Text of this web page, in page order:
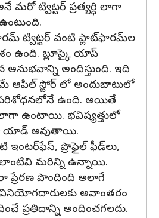
మరో ట్విట్టర్ ప్రత్యర్ధి లాగా
ట్విట్టర్ వంటి ప్లాట్‌ఫారమ్‌ల
ఉంది. బ్లూస్కై యాప్‌
అందిస్తుంది. ఇది
ఆపిల్ స్టోర్ లో అందుబాటులో
పరిశోధనలోనే ఉంది. అయితే
లాగా ఉంటాయి. భవిష్యత్తులో
యాడ్ అవుతాయి.
ఇంటర్‌ఫేస్, ప్రొఫైల్ ఫీడ్‌లు,
మరిన్ని ఉన్నాయి.
ప్రేరణ పొందింది అలాగే
వినియోగదారులకు అవాంతరం
ప్రతిదాన్ని అందించగలదు.